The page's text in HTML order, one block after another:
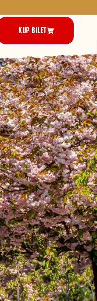
KUP BILET